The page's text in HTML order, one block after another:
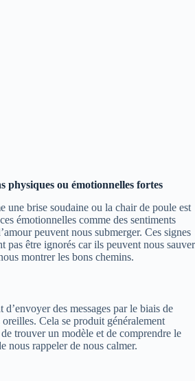
physiques ou émotionnelles fortes
une brise soudaine ou la chair de poule est
émotionnelles comme des sentiments
peuvent nous submerger. Ces signes
pas être ignorés car ils peuvent nous sauver
montrer les bons chemins.
d’envoyer des messages par le biais de
Cela se produit généralement
trouver un modèle et de comprendre le
nous rappeler de nous calmer.